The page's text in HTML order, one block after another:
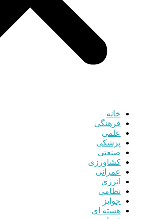
خانه
فرهنگی
علمی
پزشکی
صنعتی
کشاورزی
عمرانی
انرژی
نظامی
جوایز
هسته ای